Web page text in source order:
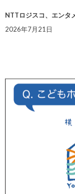
NTTロジスコ、エンタ
2026年7月21日